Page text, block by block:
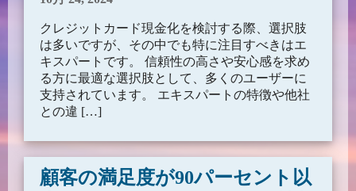
クレジットカード現金化を検討する際、選択肢
は多いですが、その中でも特に注目すべきはエ
キスパートです。 信頼性の高さや安心感を求め
る方に最適な選択肢として、多くのユーザーに
支持されています。 エキスパートの特徴や他社
との違 […]
顧客の満足度が90パーセント以